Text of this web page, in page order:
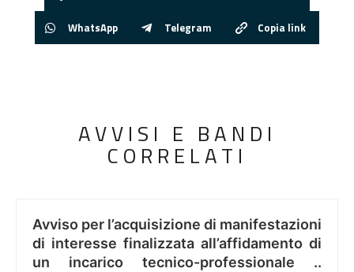
WhatsApp Telegram Copia link
AVVISI E BANDI
CORRELATI
Avviso per l’acquisizione di manifestazioni
di interesse finalizzata all’affidamento di
un incarico tecnico-professionale ..